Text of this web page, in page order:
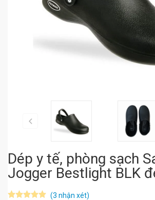
Dép y tế, phòng sạch
Jogger Bestlight BLK
(3 nhận xét)